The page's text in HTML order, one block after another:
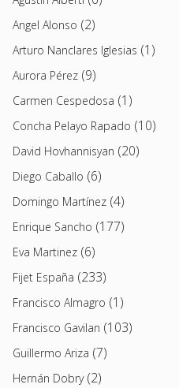
Angel Alonso (2)
Arturo Nanclares Iglesias (1)
Aurora Pérez (9)
Carmen Cespedosa (1)
Concha Pelayo Rapado (10)
David Hovhannisyan (20)
Diego Caballo (6)
Domingo Martínez (4)
Enrique Sancho (177)
Eva Martinez (6)
Fijet España (233)
Francisco Almagro (1)
Francisco Gavilan (103)
Guillermo Ariza (7)
Hernán Dobry(2)